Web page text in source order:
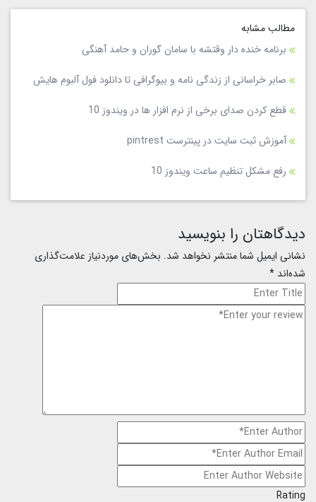
مطالب مشابه
برنامه خنده دار وقتشه با سامان گوران و حامد آهنگی
صابر خراسانی از زندگی نامه و بیوگرافی تا دانلود فول آلبوم هایش
قطع کردن صدای برخی از نرم افزار ها در ویندوز 10
آموزش ثبت سایت در پینترست pintrest
رفع مشکل تنظیم ساعت ویندوز 10
دیدگاهتان را بنویسید
نشانی ایمیل شما منتشر نخواهد شد. بخش‌های موردنیاز علامت‌گذاری
شده‌اند *
Rating